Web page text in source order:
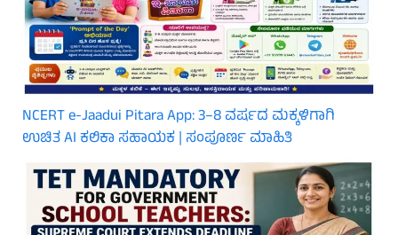
NCERT e-Jaadui Pitara App: 3–8 ವರ್ಷದ ಮಕ್ಕಳಿಗಾಗಿ
ಉಚಿತ AI ಕಲಿಕಾ ಸಹಾಯಕ | ಸಂಪೂರ್ಣ ಮಾಹಿತಿ